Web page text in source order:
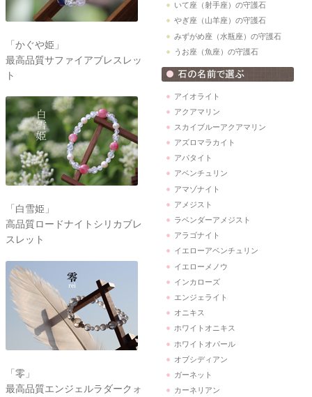
「かぐや姫」
最高品質サファイアブレスレッ
ト
「白雪姫」
高品質ロードナイトシリカブレ
スレット
「零」
最高品質エンジェルラダークォ
いて座（射手座）の守護石
やぎ座（山羊座）の守護石
みずがめ座（水瓶座）の守護石
うお座（魚座）の守護石
アイオライト
アクアマリン
スカイブルーアクアマリン
アズロマラカイト
アパタイト
アベンチュリン
アマゾナイト
アメジスト
ラベンダーアメジスト
アラゴナイト
イエローアベンチュリン
イエローメノウ
インカローズ
エンジェライト
オニキス
ホワイトオニキス
ホワイトオパール
オブシディアン
ガーネット
カーネリアン